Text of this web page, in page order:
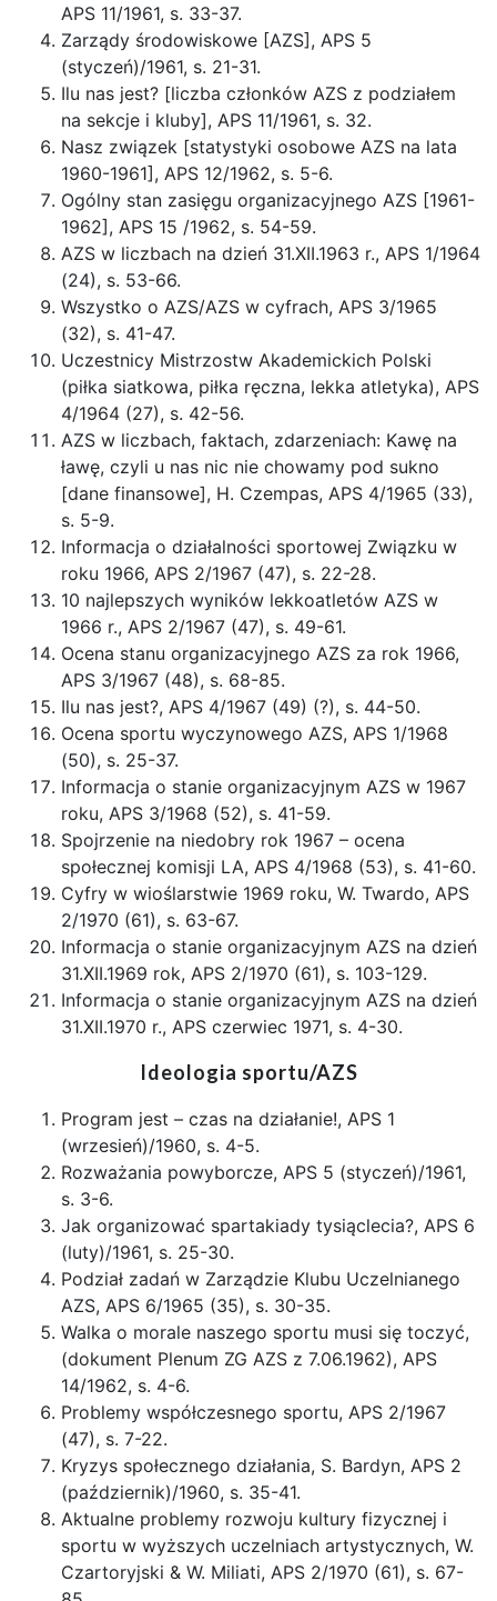
APS 11/1961, s. 33-37.
Zarządy środowiskowe [AZS], APS 5
(styczeń)/1961, s. 21-31.
Ilu nas jest? [liczba członków AZS z podziałem
na sekcje i kluby], APS 11/1961, s. 32.
Nasz związek [statystyki osobowe AZS na lata
1960-1961], APS 12/1962, s. 5-6.
Ogólny stan zasięgu organizacyjnego AZS [1961-
1962], APS 15 /1962, s. 54-59.
AZS w liczbach na dzień 31.XII.1963 r., APS 1/1964
(24), s. 53-66.
Wszystko o AZS/AZS w cyfrach, APS 3/1965
(32), s. 41-47.
Uczestnicy Mistrzostw Akademickich Polski
(piłka siatkowa, piłka ręczna, lekka atletyka), APS
4/1964 (27), s. 42-56.
AZS w liczbach, faktach, zdarzeniach: Kawę na
ławę, czyli u nas nic nie chowamy pod sukno
[dane finansowe], H. Czempas, APS 4/1965 (33),
s. 5-9.
Informacja o działalności sportowej Związku w
roku 1966, APS 2/1967 (47), s. 22-28.
10 najlepszych wyników lekkoatletów AZS w
1966 r., APS 2/1967 (47), s. 49-61.
Ocena stanu organizacyjnego AZS za rok 1966,
APS 3/1967 (48), s. 68-85.
Ilu nas jest?, APS 4/1967 (49) (?), s. 44-50.
Ocena sportu wyczynowego AZS, APS 1/1968
(50), s. 25-37.
Informacja o stanie organizacyjnym AZS w 1967
roku, APS 3/1968 (52), s. 41-59.
Spojrzenie na niedobry rok 1967 – ocena
społecznej komisji LA, APS 4/1968 (53), s. 41-60.
Cyfry w wioślarstwie 1969 roku, W. Twardo, APS
2/1970 (61), s. 63-67.
Informacja o stanie organizacyjnym AZS na dzień
31.XII.1969 rok, APS 2/1970 (61), s. 103-129.
Informacja o stanie organizacyjnym AZS na dzień
31.XII.1970 r., APS czerwiec 1971, s. 4-30.
Ideologia sportu/AZS
Program jest – czas na działanie!, APS 1
(wrzesień)/1960, s. 4-5.
Rozważania powyborcze, APS 5 (styczeń)/1961,
s. 3-6.
Jak organizować spartakiady tysiąclecia?, APS 6
(luty)/1961, s. 25-30.
Podział zadań w Zarządzie Klubu Uczelnianego
AZS, APS 6/1965 (35), s. 30-35.
Walka o morale naszego sportu musi się toczyć,
(dokument Plenum ZG AZS z 7.06.1962), APS
14/1962, s. 4-6.
Problemy współczesnego sportu, APS 2/1967
(47), s. 7-22.
Kryzys społecznego działania, S. Bardyn, APS 2
(październik)/1960, s. 35-41.
Aktualne problemy rozwoju kultury fizycznej i
sportu w wyższych uczelniach artystycznych, W.
Czartoryjski & W. Miliati, APS 2/1970 (61), s. 67-